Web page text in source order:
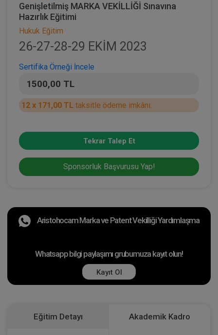
Genişletilmiş MARKA VEKİLLİĞİ Sınavına
Hazırlık Eğitimi
Hukuk Eğitim
26-27-28-29 EKİM 2023
Sertifika Örneği İncele
1500,00 TL
12 x 171,00 TL taksitle ödeme imkânı.
Tekrar Talep Et
Sponsorluk Başvurusu Yap!
Aristohocam Marka ve Patent Vekilliği Yardımlaşma
Whatsapp bilgi paylaşımı grubumuza kayıt olun!
Kayıt Ol
Eğitim Detayı Akademik Kadro